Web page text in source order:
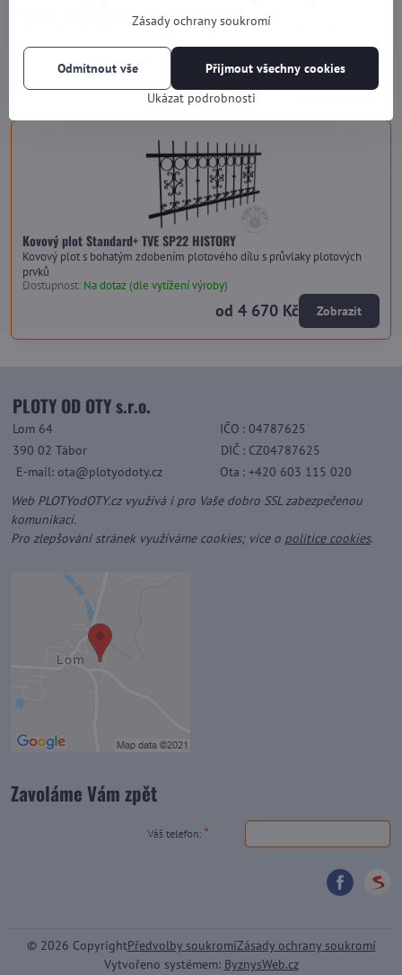
Kovový plot Standard+ TVE SP22 HARMONY
Kovový plot s pokročilými prvky zdobení plotového dílu s průvlaky
plotových prvků
Na dotaz (dle vytížení výroby)
od 3 880 Kč
Kovový plot Standard+ TVE SP22 HISTORY
Kovový plot s bohatým zdobením plotového dílu s průvlaky plotových
prvků
Dostupnost: Na dotaz (dle vytížení výroby)
od 4 670 Kč Zobrazit
PLOTY OD OTY s.r.o.
Lom 64 IČO : 04787625
390 02 Tábor
DIČ : CZ04787625
E-mail: ota@plotyodoty.cz
Ota : +420 603 115 020
Web PLOTYodOTY.cz využívá i pro Vaše dobro SSL zabezpečenou
komunikaci.
Pro zlepšování stránek využíváme cookies; více o politice cookies.
Zavoláme Vám zpět
© 2026 CopyrightPředvolby soukromíZásady ochrany soukromí
Vytvořeno systémem: ByznysWeb.cz
Zásady ochrany soukromí
Ukázat podrobnosti
Přijmout všechny cookies
Odmítnout vše